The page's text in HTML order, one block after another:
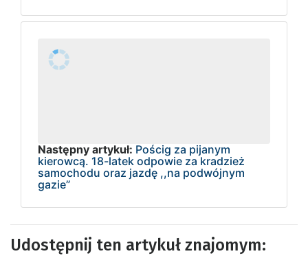
Następny artykuł: Pościg za pijanym
kierowcą. 18-latek odpowie za kradzież
samochodu oraz jazdę ,,na podwójnym
gazie”
Udostępnij ten artykuł znajomym: